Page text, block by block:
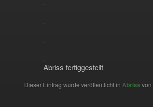
Abriss fertiggestellt
Dieser Eintrag wurde veröffentlicht in Abriss von